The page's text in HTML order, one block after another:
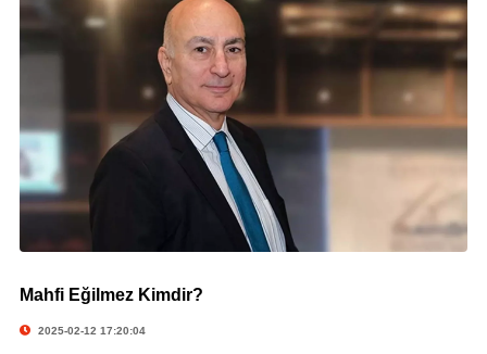
Mahfi Eğilmez Kimdir?
2025-02-12 17:20:04